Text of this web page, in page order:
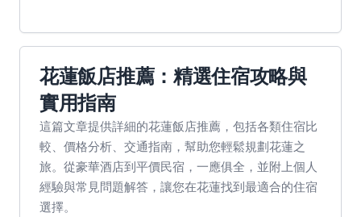
花蓮飯店推薦：精選住宿攻略與
實用指南
這篇文章提供詳細的花蓮飯店推薦，包括各類住宿比
較、價格分析、交通指南，幫助您輕鬆規劃花蓮之
旅。從豪華酒店到平價民宿，一應俱全，並附上個人
經驗與常見問題解答，讓您在花蓮找到最適合的住宿
選擇。